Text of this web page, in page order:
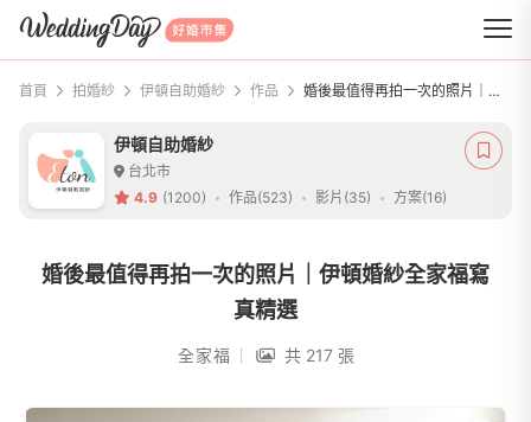
WeddingDay 好婚市集
首頁 拍婚紗 伊頓自助婚紗 作品 婚後最值得再拍一次的照片｜伊頓婚紗全家福寫真精選
伊頓自助婚紗
台北市
4.9 (1200) 作品(523) 影片(35) 方案(16)
婚後最值得再拍一次的照片｜伊頓婚紗全家福寫
真精選
全家福 共 217 張